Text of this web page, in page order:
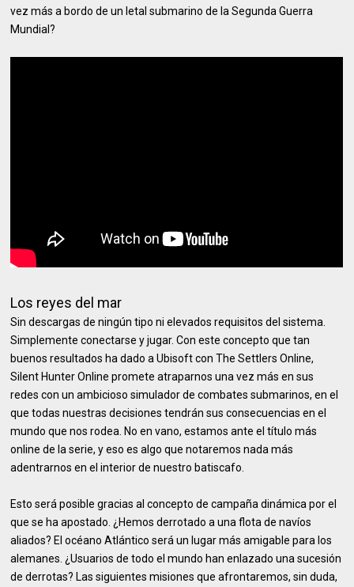
vez más a bordo de un letal submarino de la Segunda Guerra
Mundial?
Los reyes del mar
Sin descargas de ningún tipo ni elevados requisitos del sistema.
Simplemente conectarse y jugar. Con este concepto que tan
buenos resultados ha dado a Ubisoft con The Settlers Online,
Silent Hunter Online promete atraparnos una vez más en sus
redes con un ambicioso simulador de combates submarinos, en el
que todas nuestras decisiones tendrán sus consecuencias en el
mundo que nos rodea. No en vano, estamos ante el título más
online de la serie, y eso es algo que notaremos nada más
adentrarnos en el interior de nuestro batiscafo.
Esto será posible gracias al concepto de campaña dinámica por el
que se ha apostado. ¿Hemos derrotado a una flota de navíos
aliados? El océano Atlántico será un lugar más amigable para los
alemanes. ¿Usuarios de todo el mundo han enlazado una sucesión
de derrotas? Las siguientes misiones que afrontaremos, sin duda,